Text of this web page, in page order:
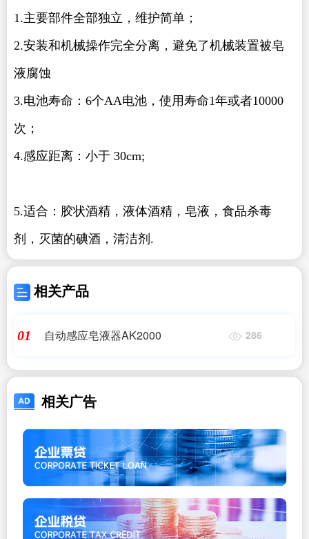
1.主要部件全部独立，维护简单；
2.安装和机械操作完全分离，避免了机械装置被皂
液腐蚀
3.电池寿命：6个AA电池，使用寿命1年或者10000
次；
4.感应距离：小于 30cm;
5.适合：胶状酒精，液体酒精，皂液，食品杀毒
剂，灭菌的碘酒，清洁剂.
相关产品
01 自动感应皂液器AK2000 286
相关广告